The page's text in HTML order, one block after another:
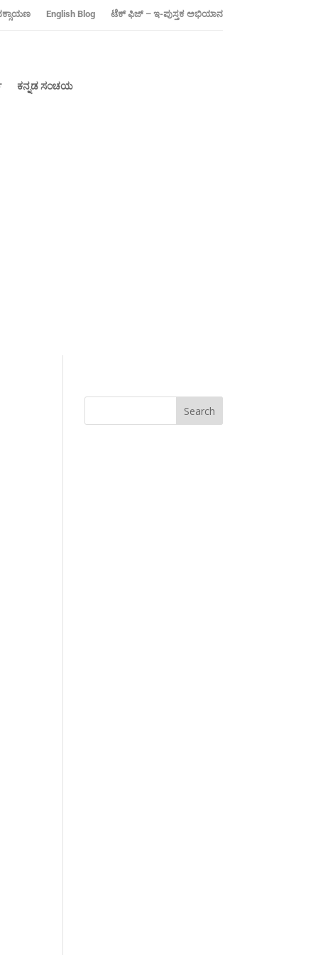
‍English Blog ಟೆಕ್ ಫಿಜ್ – ಇ-ಪುಸ್ತಕ ಅಭಿಯಾನ
ಕನ್ನಡ ಸಂಚಯ